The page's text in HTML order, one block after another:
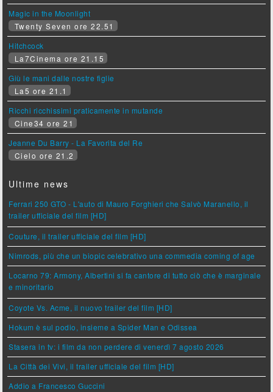
Magic in the Moonlight
Twenty Seven ore 22.51
Hitchcock
La7Cinema ore 21.15
Giù le mani dalle nostre figlie
La5 ore 21.1
Ricchi ricchissimi praticamente in mutande
Cine34 ore 21
Jeanne Du Barry - La Favorita del Re
Cielo ore 21.2
Ultime news
Ferrari 250 GTO - L'auto di Mauro Forghieri che Salvò Maranello, il
trailer ufficiale del film [HD]
Couture, il trailer ufficiale del film [HD]
Nimrods, più che un biopic celebrativo una commedia coming of age
Locarno 79: Armony, Albertini si fa cantore di tutto ciò che è marginale
e minoritario
Coyote Vs. Acme, il nuovo trailer del film [HD]
Hokum è sul podio, insieme a Spider Man e Odissea
Stasera in tv: i film da non perdere di venerdì 7 agosto 2026
La Città dei Vivi, il trailer ufficiale del film [HD]
Addio a Francesco Guccini